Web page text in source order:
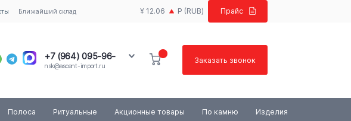
Ближайший склад ¥ 12.06 Р (RUB) Прайс
+7 (964) 095-96-
40
nsk@ascent-import.ru
Заказать звонок
Полоса Ритуальные Акционные товары По камню Изделия